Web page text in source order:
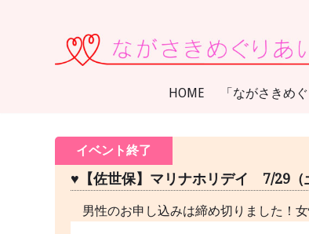
HOME 「ながさきめ
イベント終了
♥【佐世保】マリナホリデイ 7/29（
男性のお申し込みは締め切りました！